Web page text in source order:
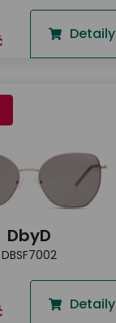
Detaily
DbyD
DBSF7002
Detaily